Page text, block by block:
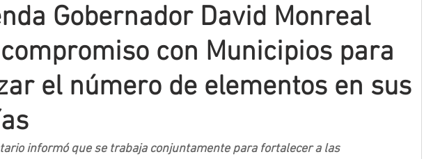
Gobernador David Monreal
con Municipios para
el número de elementos en sus
informó que se trabaja conjuntamente para fortalecer a las